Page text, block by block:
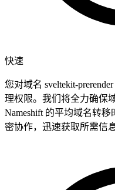
快速
您对域名 sveltekit-
理权限。我们将全力确保
Nameshift 的平均域名转
密协作，迅速获取所需信